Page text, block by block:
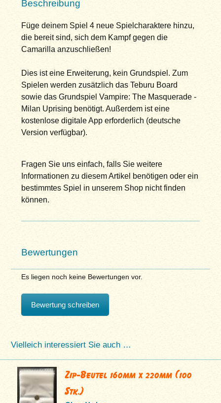
Beschreibung
Füge deinem Spiel 4 neue Spielcharaktere hinzu,
die bereit sind, sich dem Kampf gegen die
Camarilla anzuschließen!
Dies ist eine Erweiterung, kein Grundspiel. Zum
Spielen werden zusätzlich das Teburu Board
sowie das Grundspiel Vampire: The Masquerade -
Milan Uprising benötigt. Außerdem ist eine
kostenlose digitale App erforderlich (deutsche
Version verfügbar).
Fragen Sie uns einfach, falls Sie weitere
Informationen zu diesem Artikel benötigen oder ein
bestimmtes Spiel in unserem Shop nicht finden
können.
Bewertungen
Es liegen noch keine Bewertungen vor.
Bewertung schreiben
Vielleich interessiert Sie auch …
Zip-Beutel 160mm x 220mm (100
Stk.)